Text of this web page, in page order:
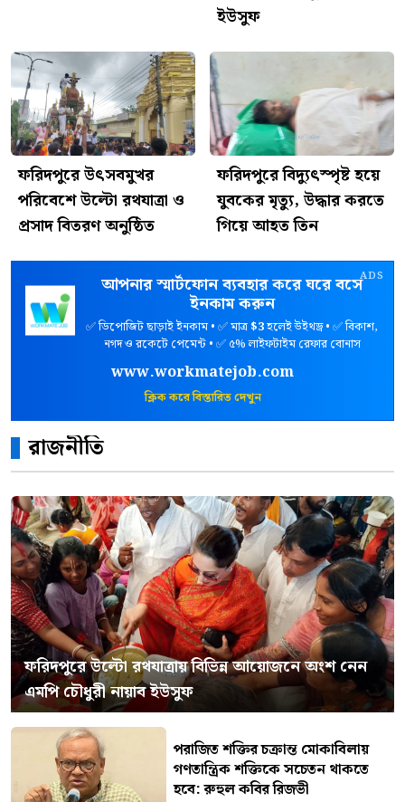
ইউসুফ
ফরিদপুরে উৎসবমুখর
পরিবেশে উল্টো রথযাত্রা ও
প্রসাদ বিতরণ অনুষ্ঠিত
ফরিদপুরে বিদ্যুৎস্পৃষ্ট হয়ে
যুবকের মৃত্যু, উদ্ধার করতে
গিয়ে আহত তিন
ADS
আপনার স্মার্টফোন ব্যবহার করে ঘরে বসে
ইনকাম করুন
✅ ডিপোজিট ছাড়াই ইনকাম • ✅ মাত্র$3হলেই উইথড্র • ✅ বিকাশ,
নগদ ও রকেটে পেমেন্ট • ✅ ৫% লাইফটাইম রেফার বোনাস
www.workmatejob.com
ক্লিক করে বিস্তারিত দেখুন
রাজনীতি
ফরিদপুরে উল্টো রথযাত্রায় বিভিন্ন আয়োজনে অংশ নেন
এমপি চৌধুরী নায়াব ইউসুফ
পরাজিত শক্তির চক্রান্ত মোকাবিলায়
গণতান্ত্রিক শক্তিকে সচেতন থাকতে
হবে: রুহুল কবির রিজভী